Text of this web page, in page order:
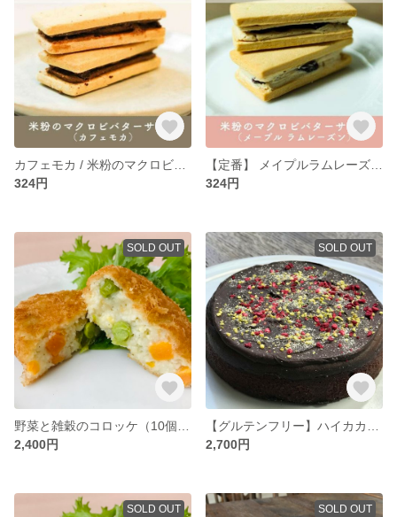
324円
324円
SOLD OUT
2,400円
SOLD OUT
2,700円
SOLD OUT SOLD OUT